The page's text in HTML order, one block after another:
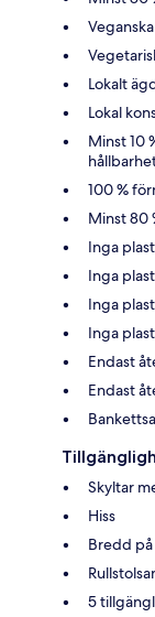
Lokalt
Lokal
Minst 10
100 %
Minst 80
Inga
Inga
Inga
Inga
Endast
Endast
Skyltar
Hiss
Bredd
5